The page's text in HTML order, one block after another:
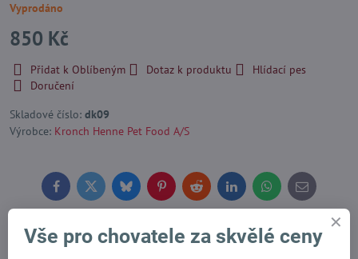
Vyprodáno
850 Kč
Přidat k Oblíbeným Dotaz k produktu
Hlídací pes
Doručení
Skladové číslo: dk09
Výrobce: Kronch Henne Pet Food A/S
FacebookTwitterBlueskyPinterestReddit LinkedInWhatsApp
E-
mail
Předchozí produkt Následující produkt
Vše pro chovatele za skvělé ceny